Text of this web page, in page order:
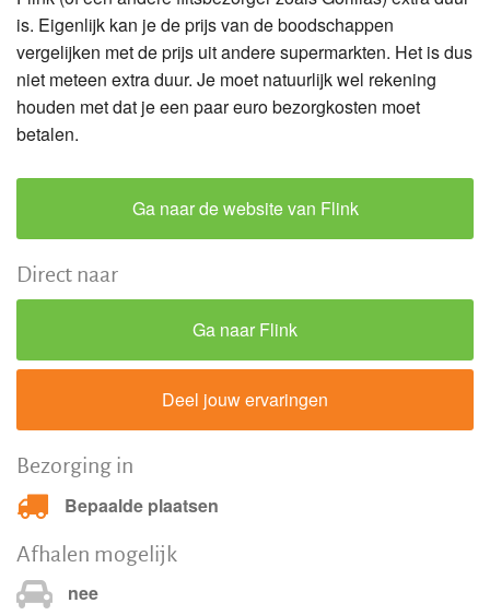
is. Eigenlijk kan je de prijs van de boodschappen
vergelijken met de prijs uit andere supermarkten. Het is dus
niet meteen extra duur. Je moet natuurlijk wel rekening
houden met dat je een paar euro bezorgkosten moet
betalen.
Ga naar de website van Flink
Direct naar
Ga naar Flink
Deel jouw ervaringen
Bezorging in
Bepaalde plaatsen
Afhalen mogelijk
nee